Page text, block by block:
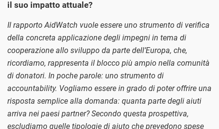
il suo impatto attuale?
Il rapporto AidWatch vuole essere uno strumento di verifica
della concreta applicazione degli impegni in tema di
cooperazione allo sviluppo da parte dell’Europa, che,
ricordiamo, rappresenta il blocco più ampio nella comunità
di donatori. In poche parole: uno strumento di
accountability. Vogliamo essere in grado di poter offrire una
risposta semplice alla domanda: quanta parte degli aiuti
arriva nei paesi partner? Secondo questa prospettiva,
escludiamo quelle tipologie di aiuto che prevedono spese